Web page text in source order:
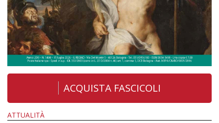
ACQUISTA FASCICOLI
ATTUALITÀ